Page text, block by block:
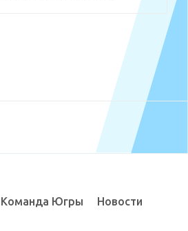
Команда Югры Новости